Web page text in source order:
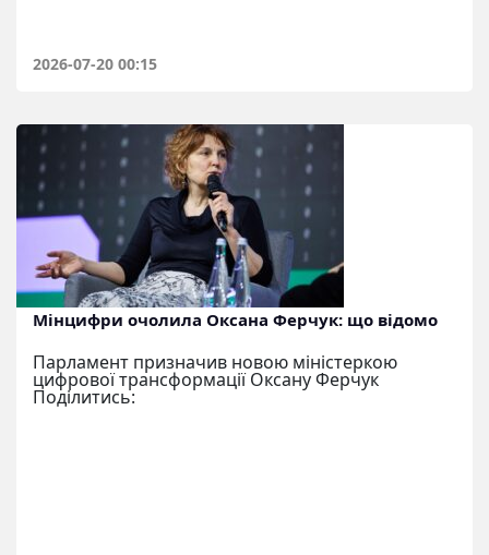
2026-07-20 00:15
Мінцифри очолила Оксана Ферчук: що відомо
Парламент призначив новою міністеркою
цифрової трансформації Оксану Ферчук
Поділитись: